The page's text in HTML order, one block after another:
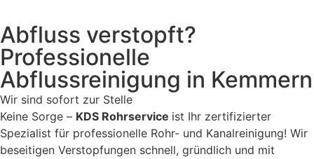
Abfluss verstopft?
Professionelle
Abflussreinigung in Kemmern
Wir sind sofort zur Stelle
Keine Sorge – KDS Rohrservice ist Ihr zertifizierter
Spezialist für professionelle Rohr- und Kanalreinigung! Wir
beseitigen Verstopfungen schnell, gründlich und mit